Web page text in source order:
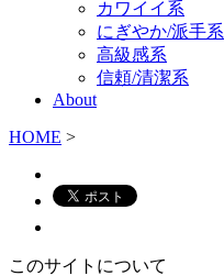
カワイイ系
にぎやか/派手系
高級感系
信頼/清潔系
About
HOME >
このサイトについて